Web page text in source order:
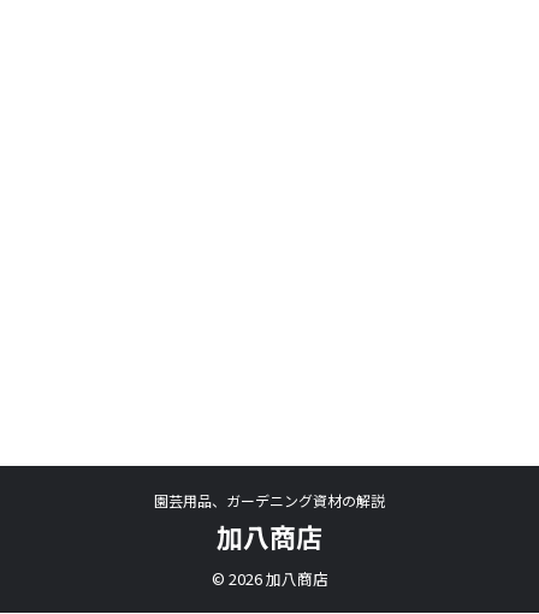
園芸用品、ガーデニング資材の解説
加八商店
© 2026 加八商店